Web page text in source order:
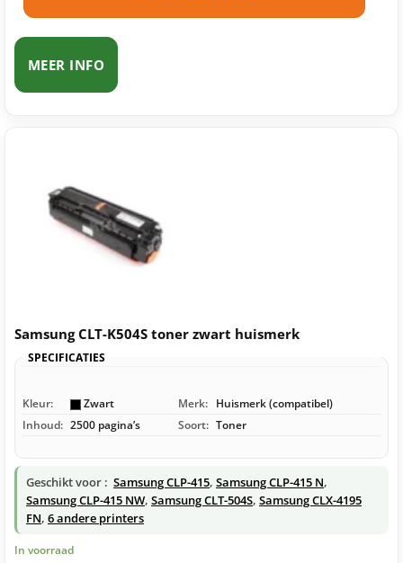
MEER INFO
Samsung CLT-K504S toner zwart huismerk
SPECIFICATIES
Kleur: Zwart Merk: Huismerk (compatibel)
Inhoud: 2500 pagina’s Soort: Toner
Geschikt voor : Samsung CLP-415, Samsung CLP-415 N,
Samsung CLP-415 NW, Samsung CLT-504S, Samsung CLX-4195
FN, 6 andere printers
In voorraad